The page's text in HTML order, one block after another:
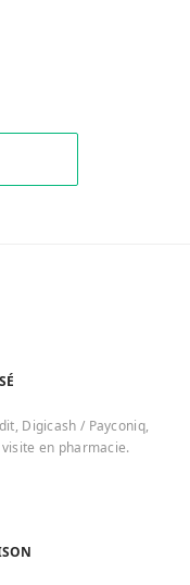
Digicash / Payconiq,
en pharmacie.